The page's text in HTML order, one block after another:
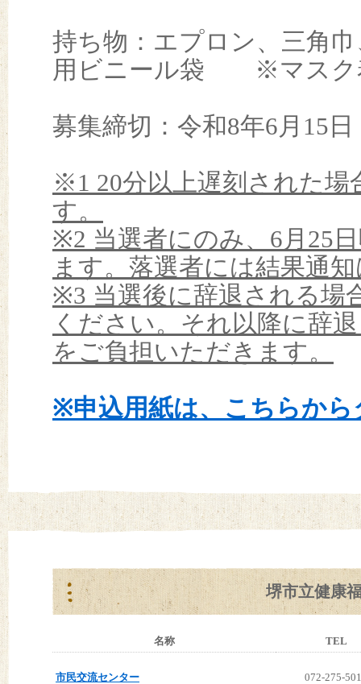
持ち物：エプロン、三角
用ビニール袋 ※マスク
募集締切：令和8年6月15
※1 20分以上遅刻された場
す。
※2 当選者にのみ、6月25
ます。落選者には結果通
※3 当選後に辞退される場
ください。それ以降に辞
をご負担いただきます。
※申込用紙は、こちらか
堺市立健康
名称 TEL
市民交流センター 072-275-